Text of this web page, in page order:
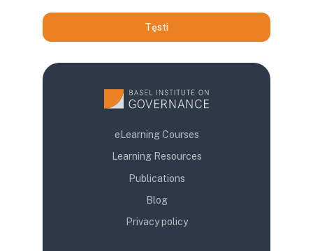
Tęsti
eLearning Courses
Learning Resources
Publications
Blog
Privacy policy